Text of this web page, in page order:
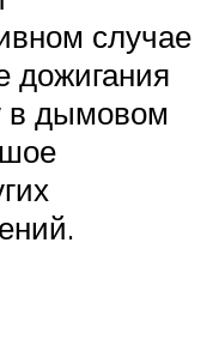
случае
дожигания
в дымовом